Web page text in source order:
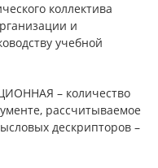
коллектива
и
учебной
– количество
рассчитываемое
дескрипторов –